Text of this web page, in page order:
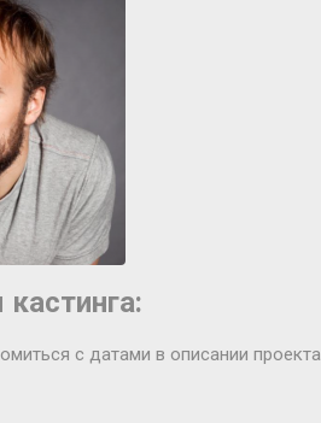
с датами в описании проекта